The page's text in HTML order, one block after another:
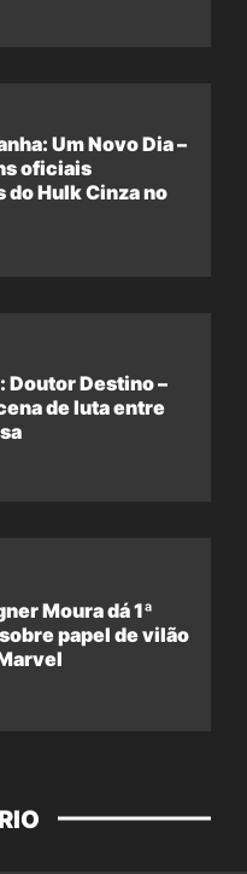
Um Novo Dia –
oficiais
do Hulk Cinza no
Doutor Destino –
de luta entre
Moura dá 1ª
papel de vilão